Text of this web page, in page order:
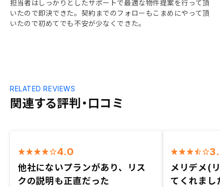
担当者はしっかりとしたサポートで最適な物件提案を行って頂
いたので即決できた。契約までのフォローもこまめにやって頂
いたので初めてでも不安が少なくできた。
関連する評判・口コミ
RELATED REVIEWS
4.0
他社にないプランがあり、リス
クの説明も正直だった
メリデメ(
てくれまし